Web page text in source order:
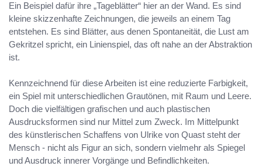
Ein Beispiel dafür ihre „Tageblätter“ hier an der Wand. Es sind
kleine skizzenhafte Zeichnungen, die jeweils an einem Tag
entstehen. Es sind Blätter, aus denen Spontaneität, die Lust am
Gekritzel spricht, ein Linienspiel, das oft nahe an der Abstraktion
ist.
Kennzeichnend für diese Arbeiten ist eine reduzierte Farbigkeit,
ein Spiel mit unterschiedlichen Grautönen, mit Raum und Leere.
Doch die vielfältigen grafischen und auch plastischen
Ausdrucksformen sind nur Mittel zum Zweck. Im Mittelpunkt
des künstlerischen Schaffens von Ulrike von Quast steht der
Mensch - nicht als Figur an sich, sondern vielmehr als Spiegel
und Ausdruck innerer Vorgänge und Befindlichkeiten.